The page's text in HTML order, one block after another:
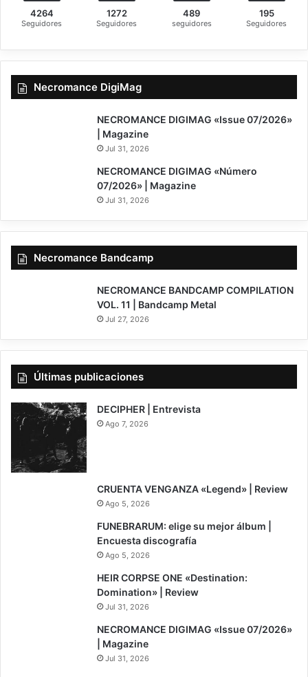
4264
Seguidores
1272
Seguidores
489
seguidores
195
Seguidores
Necromance DigiMag
NECROMANCE DIGIMAG «Issue 07/2026»
| Magazine
Jul 31, 2026
NECROMANCE DIGIMAG «Número
07/2026» | Magazine
Jul 31, 2026
Necromance Bandcamp
NECROMANCE BANDCAMP COMPILATION
VOL. 11 | Bandcamp Metal
Jul 27, 2026
Últimas publicaciones
DECIPHER | Entrevista
Ago 7, 2026
CRUENTA VENGANZA «Legend» | Review
Ago 5, 2026
FUNEBRARUM: elige su mejor álbum |
Encuesta discografía
Ago 5, 2026
HEIR CORPSE ONE «Destination:
Domination» | Review
Jul 31, 2026
NECROMANCE DIGIMAG «Issue 07/2026»
| Magazine
Jul 31, 2026